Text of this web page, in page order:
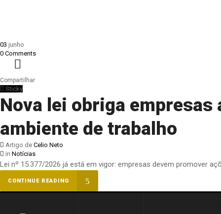
03 junho
0 Comments
Compartilhar
Sticky
Nova lei obriga
ambiente de trabalho
Artigo de Celio Neto
in Notícias
Lei nº 15.377/2026 já está em vigor: empresas devem promover
CONTINUE READING